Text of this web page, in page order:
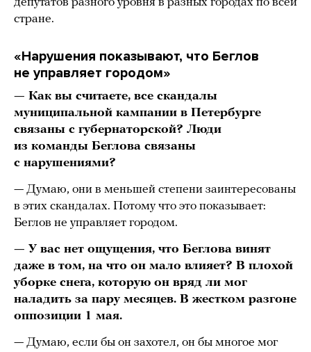
стране.
«Нарушения показывают, что Беглов
не управляет городом»
— Как вы считаете, все скандалы
муниципальной кампании в Петербурге
связаны с губернаторской? Люди
из команды Беглова связаны
с нарушениями?
— Думаю, они в меньшей степени заинтересованы
в этих скандалах. Потому что это показывает:
Беглов не управляет городом.
— У вас нет ощущения, что Беглова винят
даже в том, на что он мало влияет? В плохой
уборке снега, которую он вряд ли мог
наладить за пару месяцев. В жестком разгоне
оппозиции 1 мая.
— Думаю, если бы он захотел, он бы многое мог